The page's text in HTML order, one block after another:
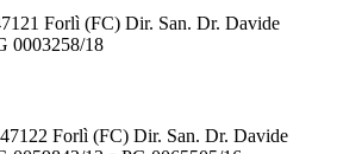
Forlì (FC) Dir. San. Dr. Davide
0003258/18
Forlì (FC) Dir. San. Dr. Davide